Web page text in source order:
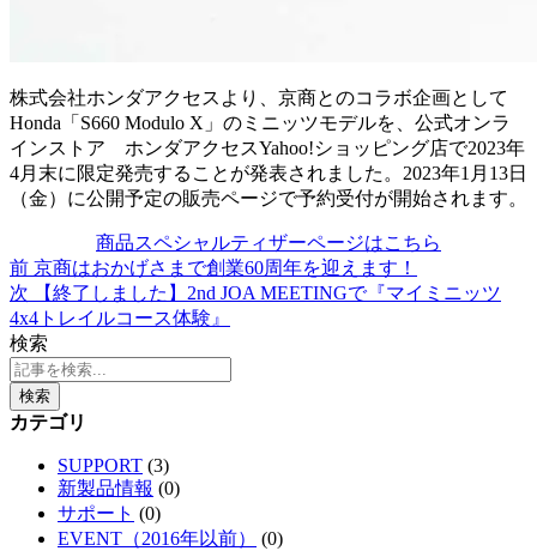
株式会社ホンダアクセスより、京商とのコラボ企画として
Honda「S660 Modulo X」のミニッツモデルを、公式オンラ
インストア ホンダアクセスYahoo!ショッピング店で2023年
4月末に限定発売することが発表されました。2023年1月13日
（金）に公開予定の販売ページで予約受付が開始されます。
商品スペシャルティザーページはこちら
前 京商はおかげさまで創業60周年を迎えます！
次 【終了しました】2nd JOA MEETINGで『マイミニッツ
4x4トレイルコース体験』
検索
検索
カテゴリ
SUPPORT (3)
新製品情報 (0)
サポート (0)
EVENT（2016年以前）
(0)